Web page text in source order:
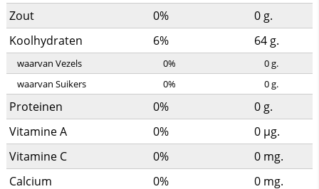
Zout 0% 0g.
Koolhydraten
6% 64g.
waarvan Vezels 0% 0g.
waarvan Suikers
0% 0g.
Proteinen 0% 0g.
Vitamine A
0% 0 µg.
Vitamine C
0% 0 mg.
Calcium
0% 0 mg.